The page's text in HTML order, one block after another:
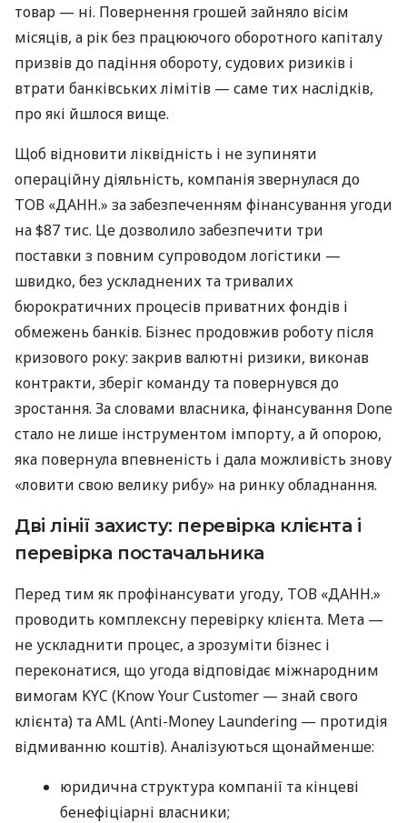
товар — ні. Повернення грошей зайняло вісім
місяців, а рік без працюючого оборотного капіталу
призвів до падіння обороту, судових ризиків і
втрати банківських лімітів — саме тих наслідків,
про які йшлося вище.
Щоб відновити ліквідність і не зупиняти
операційну діяльність, компанія звернулася до
ТОВ «ДАНН.» за забезпеченням фінансування угоди
на $87 тис. Це дозволило забезпечити три
поставки з повним супроводом логістики —
швидко, без ускладнених та тривалих
бюрократичних процесів приватних фондів і
обмежень банків. Бізнес продовжив роботу після
кризового року: закрив валютні ризики, виконав
контракти, зберіг команду та повернувся до
зростання. За словами власника, фінансування Done
стало не лише інструментом імпорту, а й опорою,
яка повернула впевненість і дала можливість знову
«ловити свою велику рибу» на ринку обладнання.
Дві лінії захисту: перевірка клієнта і
перевірка постачальника
Перед тим як профінансувати угоду, ТОВ «ДАНН.»
проводить комплексну перевірку клієнта. Мета —
не ускладнити процес, а зрозуміти бізнес і
переконатися, що угода відповідає міжнародним
вимогам KYC (Know Your Customer — знай свого
клієнта) та AML (Anti-Money Laundering — протидія
відмиванню коштів). Аналізуються щонайменше:
юридична структура компанії та кінцеві
бенефіціарні власники;